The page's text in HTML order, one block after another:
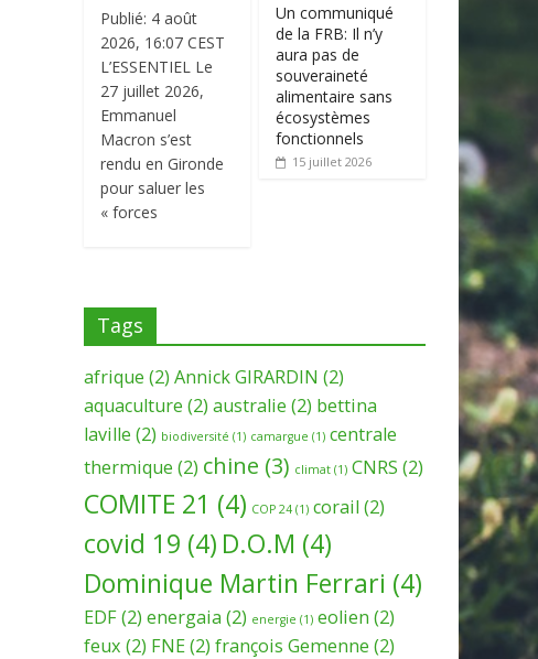
Publié: 4 août
2026, 16:07 CEST
L’ESSENTIEL Le
27 juillet 2026,
Emmanuel
Macron s’est
rendu en Gironde
pour saluer les
« forces
Un communiqué
de la FRB: Il n’y
aura pas de
souveraineté
alimentaire sans
écosystèmes
fonctionnels
15 juillet 2026
Tags
afrique (2) Annick GIRARDIN (2)
aquaculture (2) australie (2) bettina
laville (2) biodiversité (1) camargue (1) centrale
thermique (2) chine (3) climat (1) CNRS (2)
COMITE 21 (4) COP 24 (1) corail (2)
covid 19 (4) D.O.M (4)
Dominique Martin Ferrari (4)
EDF(2) energaia (2) energie (1) eolien (2)
feux (2) FNE(2) françois Gemenne (2)